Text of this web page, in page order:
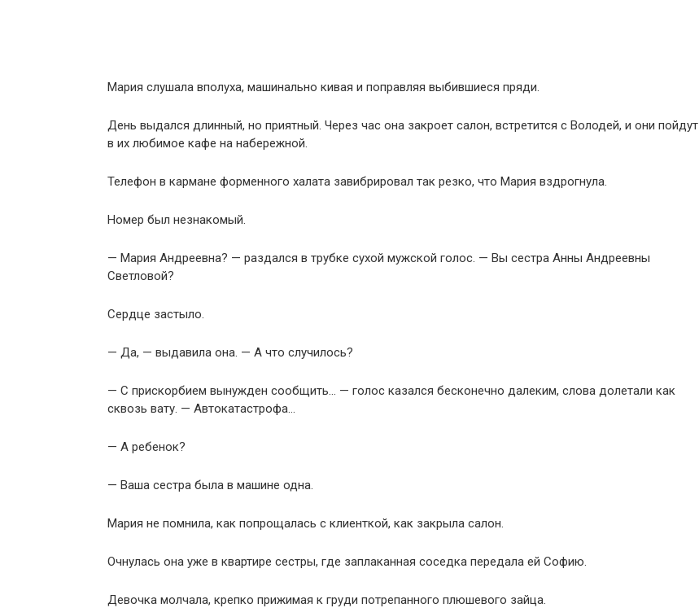
Мария слушала вполуха, машинально кивая и поправляя выбившиеся пряди.
День выдался длинный, но приятный. Через час она закроет салон, встретится с Володей, и они пойдут
в их любимое кафе на набережной.
Телефон в кармане форменного халата завибрировал так резко, что Мария вздрогнула.
Номер был незнакомый.
— Мария Андреевна? — раздался в трубке сухой мужской голос. — Вы сестра Анны Андреевны
Светловой?
Сердце застыло.
— Да, — выдавила она. — А что случилось?
— С прискорбием вынужден сообщить… — голос казался бесконечно далеким, слова долетали как
сквозь вату. — Автокатастрофа…
— А ребенок?
— Ваша сестра была в машине одна.
Мария не помнила, как попрощалась с клиенткой, как закрыла салон.
Очнулась она уже в квартире сестры, где заплаканная соседка передала ей Софию.
Девочка молчала, крепко прижимая к груди потрепанного плюшевого зайца.